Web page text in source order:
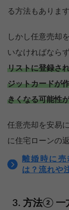
る方法もあります
しかし任意売却
いなければならず
リストに登録さ
ジットカードが
きくなる可能性
任意売却を安易
に住宅ローンの
離婚時に
は？流れや
方法② 一